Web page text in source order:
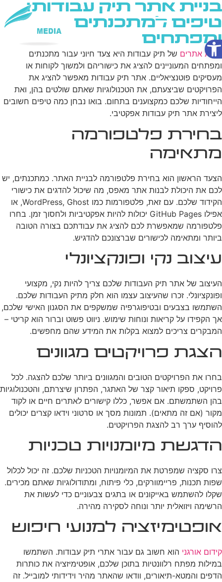
פתח סרגל נגישות
בניית אתר תיק עבודות:
טיפים למתכנתים
ומפתחים
בניית אתרים של תיק עבודות היא צעד חיוני עבור מתכנתים
ומפתחים המעוניינים להציג את כישוריהם ולמשוך לקוחות או
מעסיקים פוטנציאליים. אתר תיק עבודות מאפשר להציג את
הפרויקטים שביצעתם, את הטכנולוגיות שאתם שולטים בהן, ואת
הייחודיות שלכם כמקצוענים בתחום. בואו נבחן כמה טיפים חשובים
ליצירת אתר תיק עבודות אפקטיבי.
בחירת פלטפורמה
מתאימה
הצעד הראשון הוא בחירת פלטפורמה לבניית האתר. כמתכנתים, יש
לכם את היכולת לבנות אתר מאפס, מה שיכול להדגים את כישורי
הקידוד שלכם. עם זאת, פלטפורמות כמו WordPress, Ghost, או
אפילו GitHub Pages יכולות להיות אפקטיביות ולחסוך זמן. בחרו
פלטפורמה שמאפשרת לכם להציג את עבודתכם בצורה הטובה
ביותר ומתאימה לכישורים שברצונכם להדגיש.
עיצוב נקי ופונקציונלי
העיצוב של אתר תיק העבודות שלכם צריך להיות נקי, מקצועי
ופונקציונלי. זכרו שהעיצוב עצמו הוא חלק מתיק העבודות שלכם.
השתמשו בצבעים ובטיפוגרפיה שמשקפים את הסגנון האישי שלכם,
אך הקפידו על קריאות ונוחות שימוש. ניווט פשוט וברור הוא קריטי –
המבקרים צריכים למצוא בקלות את המידע שהם מחפשים.
הצגת פרויקטים מגוונים
בחרו את הפרויקטים הטובים והמגוונים ביותר שלכם להצגה. לכל
פרויקט, ספקו תיאור קצר של האתגר, הפתרון שיצרתם, והטכנולוגיות
בהן השתמשתם. אם אפשר, כללו קישורים לאתרים חיים או לקוד
מקור (אם זה מתאים). תמונות מסך או סרטוני וידאו קצרים יכולים
להוסיף ערך רב להצגת הפרויקטים.
הדגשת מיומנויות טכניות
צרו סקציה שמפרטת את המיומנויות הטכניות שלכם. זה יכול לכלול
שפות תכנות, פריימוורקים, כלי פיתוח, ומתודולוגיות שאתם מכירים.
שקלו להשתמש באייקונים או בתגים צבעוניים כדי לעשות את
הרשימה ויזואלית יותר ונוחה לסקירה מהירה.
אופטימיזציה למנועי חיפוש
קידום אורגני הוא חשוב גם עבור אתרי תיק עבודות. השתמשו
במילות מפתח רלוונטיות בתוכן שלכם, אופטימיזציה את כותרות
הדפים והמטא-תיאורים, וודאו שהאתר מהיר וידידותי למובייל. זה